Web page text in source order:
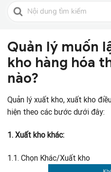
Tìm
kiếm
Quản lý muốn
kho hàng hóa
nào?
Quản lý xuất kho, xuất kho
hiện theo các bước dưới đây:
1. Xuất kho khác:
1.1. Chọn Khác/Xuất kho